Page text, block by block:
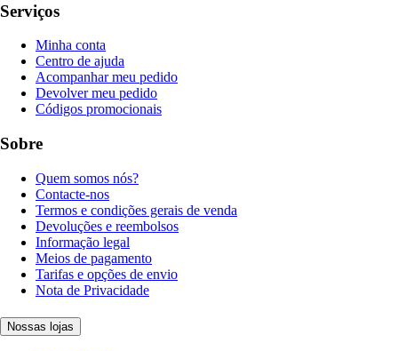
Serviços
Minha conta
Centro de ajuda
Acompanhar meu pedido
Devolver meu pedido
Códigos promocionais
Sobre
Quem somos nós?
Contacte-nos
Termos e condições gerais de venda
Devoluções e reembolsos
Informação legal
Meios de pagamento
Tarifas e opções de envio
Nota de Privacidade
Nossas lojas